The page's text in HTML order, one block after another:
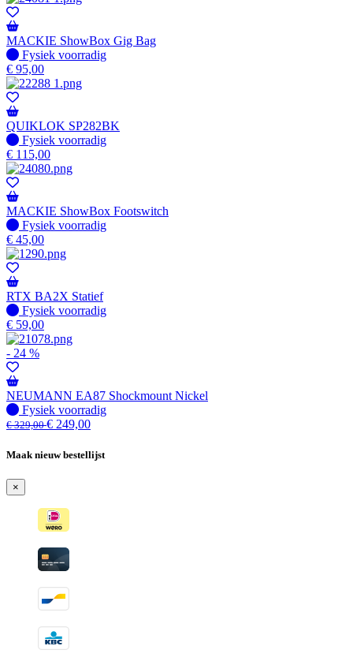
MACKIE ShowBox Gig Bag
Fysiek voorradig
Fysiek voorradig
€ 95,00
QUIKLOK SP282BK
Fysiek voorradig
Fysiek voorradig
€ 115,00
MACKIE ShowBox Footswitch
Fysiek voorradig
Fysiek voorradig
€ 45,00
RTX BA2X Statief
Fysiek voorradig
Fysiek voorradig
€ 59,00
- 24 %
NEUMANN EA87 Shockmount Nickel
Fysiek voorradig
Fysiek voorradig
€329,00€ 249,00
Maak nieuw bestellijst
×